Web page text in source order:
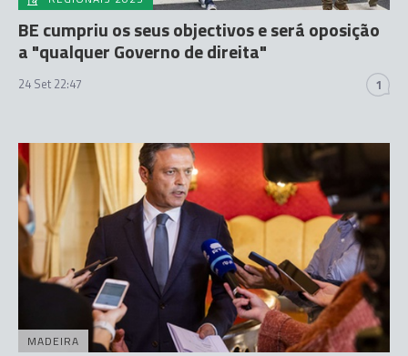
BE cumpriu os seus objectivos e será oposição
a "qualquer Governo de direita"
24 Set 22:47 1
MADEIRA